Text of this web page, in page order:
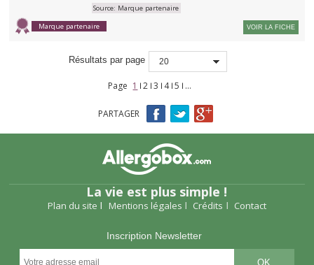
Résultats par page 20
Marque partenaire
Source: Marque partenaire
VOIR LA FICHE
Page 1 2 3 4 5 …
PARTAGER
La vie est plus simple !
Plan du site Mentions légales Crédits Contact
Inscription Newsletter